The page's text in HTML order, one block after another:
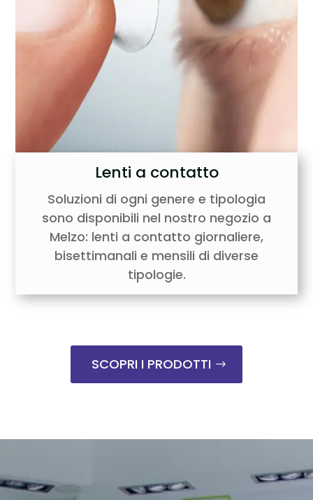
Lenti a contatto
Soluzioni di ogni genere e tipologia
sono disponibili nel nostro negozio a
Melzo: lenti a contatto giornaliere,
bisettimanali e mensili di diverse
tipologie.
SCOPRI I PRODOTTI